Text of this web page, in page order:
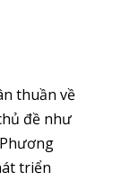
thuần về
đề như
triển